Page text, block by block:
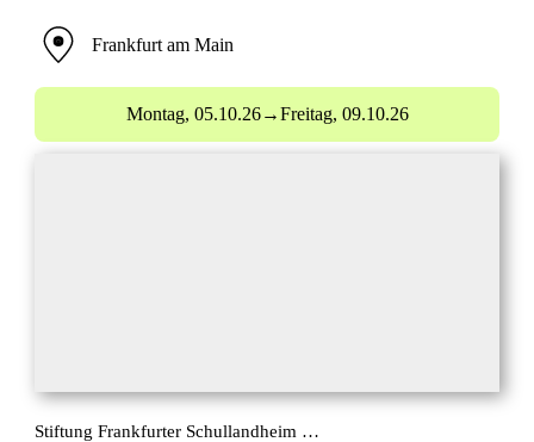
Frankfurt am Main
Montag, 05.10.26→Freitag, 09.10.26
Stiftung Frankfurter Schullandheim …